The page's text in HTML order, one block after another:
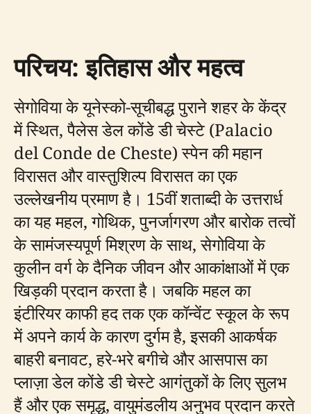
परिचय: इतिहास और महत्व
सेगोविया के यूनेस्को-सूचीबद्ध पुराने शहर के केंद्र
में स्थित, पैलेस डेल कोंडे डी चेस्टे (Palacio
del Conde de Cheste) स्पेन की महान
विरासत और वास्तुशिल्प विरासत का एक
उल्लेखनीय प्रमाण है। 15वीं शताब्दी के उत्तरार्ध
का यह महल, गोथिक, पुनर्जागरण और बारोक तत्वों
के सामंजस्यपूर्ण मिश्रण के साथ, सेगोविया के
कुलीन वर्ग के दैनिक जीवन और आकांक्षाओं में एक
खिड़की प्रदान करता है। जबकि महल का
इंटीरियर काफी हद तक एक कॉन्वेंट स्कूल के रूप
में अपने कार्य के कारण दुर्गम है, इसकी आकर्षक
बाहरी बनावट, हरे-भरे बगीचे और आसपास का
प्लाज़ा डेल कोंडे डी चेस्टे आगंतुकों के लिए सुलभ
हैं और एक समृद्ध, वायुमंडलीय अनुभव प्रदान करते